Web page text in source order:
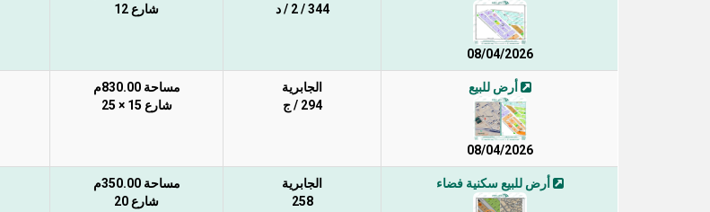
08/04/2026
344 / 2 / د
شارع 12
أرض للبيع
08/04/2026
الجابرية
294 / ج
مساحة 830.00م
شارع 15 × 25
أرض للبيع سكنية فضاء
الجابرية
258
مساحة 350.00م
شارع 20